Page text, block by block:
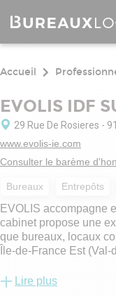
Accueil
EVOLIS IDF
29 Rue De Rosieres -
www.evolis-ie.com
Consulter le barème
Bureaux Entrepôts
EVOLIS accompagne
cabinet propose une
que bureaux, locaux
Île-de-France Est
marchés, l’analyse
Lire plus